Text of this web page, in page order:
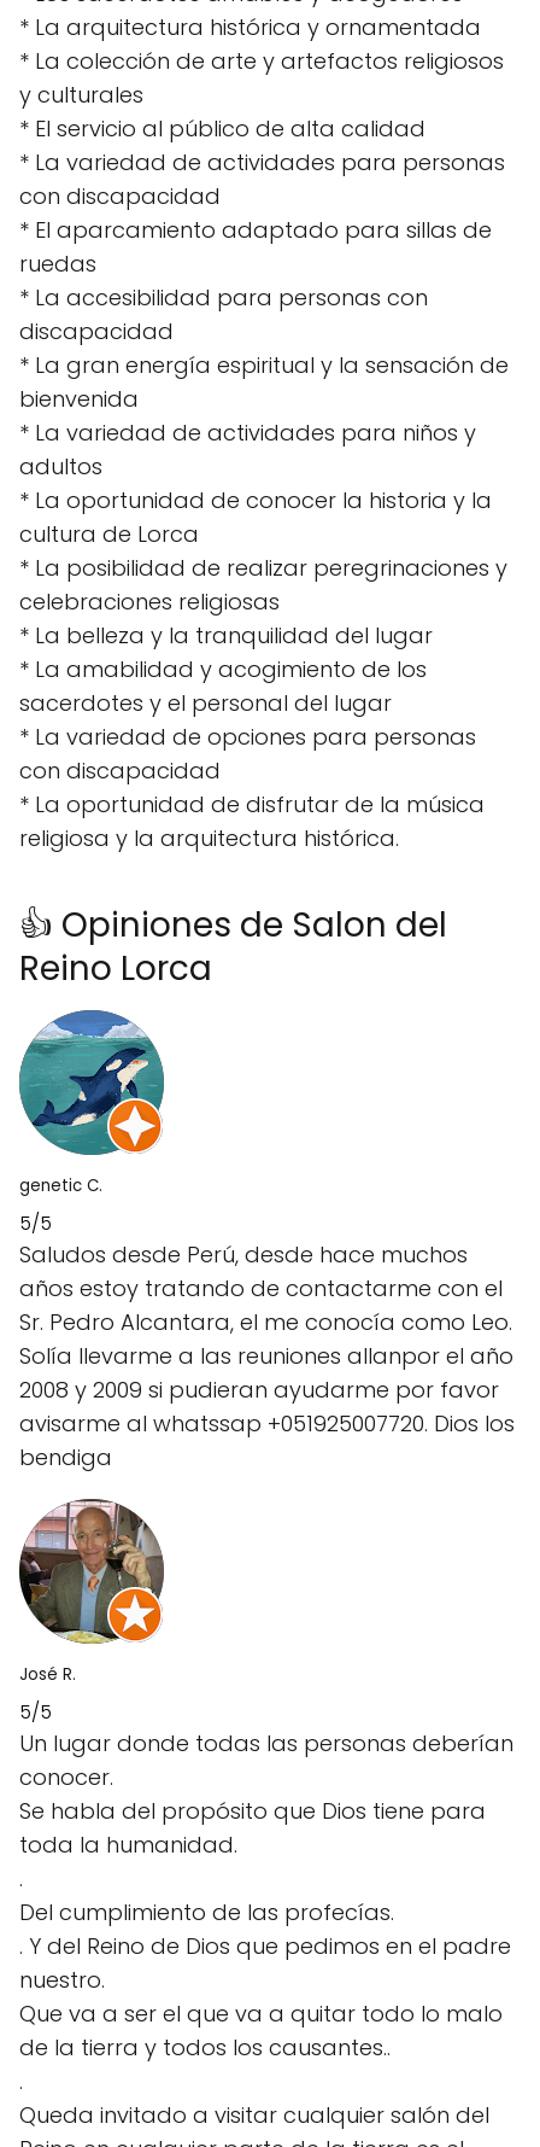
* La arquitectura histórica y ornamentada
* La colección de arte y artefactos religiosos
y culturales
* El servicio al público de alta calidad
* La variedad de actividades para personas
con discapacidad
* El aparcamiento adaptado para sillas de
ruedas
* La accesibilidad para personas con
discapacidad
* La gran energía espiritual y la sensación de
bienvenida
* La variedad de actividades para niños y
adultos
* La oportunidad de conocer la historia y la
cultura de Lorca
* La posibilidad de realizar peregrinaciones y
celebraciones religiosas
* La belleza y la tranquilidad del lugar
* La amabilidad y acogimiento de los
sacerdotes y el personal del lugar
* La variedad de opciones para personas
con discapacidad
* La oportunidad de disfrutar de la música
religiosa y la arquitectura histórica.
👍 Opiniones de Salon del
Reino Lorca
genetic C.
5/5
Saludos desde Perú, desde hace muchos
años estoy tratando de contactarme con el
Sr. Pedro Alcantara, el me conocía como Leo.
Solía llevarme a las reuniones allanpor el año
2008 y 2009 si pudieran ayudarme por favor
avisarme al whatssap +051925007720. Dios los
bendiga
José R.
5/5
Un lugar donde todas las personas deberían
conocer.
Se habla del propósito que Dios tiene para
toda la humanidad.
.
Del cumplimiento de las profecías.
. Y del Reino de Dios que pedimos en el padre
nuestro.
Que va a ser el que va a quitar todo lo malo
de la tierra y todos los causantes..
.
Queda invitado a visitar cualquier salón del